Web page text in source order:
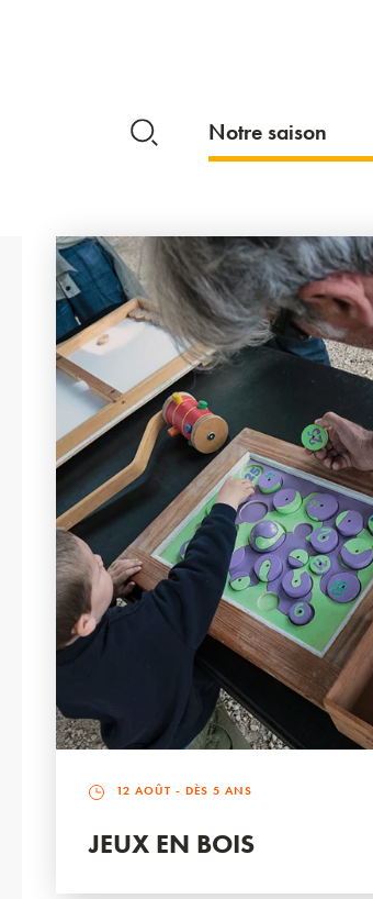
Notre saison
12 AOÛT - DÈS 5 ANS
JEUX EN BOIS